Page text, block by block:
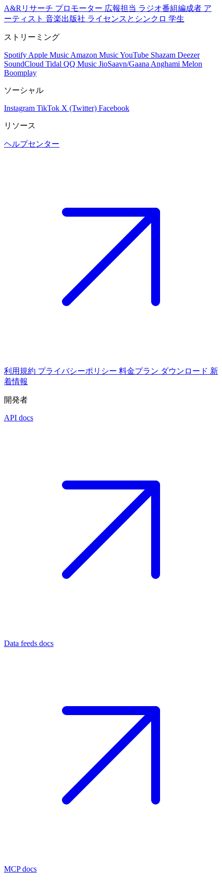
A&Rリサーチ プロモーター 広報担当 ラジオ番組編成者 ア
ーティスト 音楽出版社 ライセンスとシンクロ 学生
ストリーミング
Spotify Apple Music Amazon MusicYouTube Shazam Deezer
SoundCloud Tidal QQ Music JioSaavn/Gaana Anghami Melon
Boomplay
ソーシャル
Instagram TikTok X (Twitter) Facebook
リソース
ヘルプセンター
利用規約 プライバシーポリシー 料金プラン ダウンロード 新
着情報
開発者
API docs
Data feeds docs
MCP docs